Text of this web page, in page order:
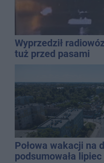
Wyprzedził
tuż przed pasami
Połowa wakacji na
podsumowała lipiec